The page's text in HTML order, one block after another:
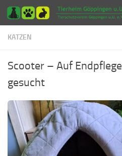
Zum Inhalt springen
KATZEN
Scooter – Auf
gesucht